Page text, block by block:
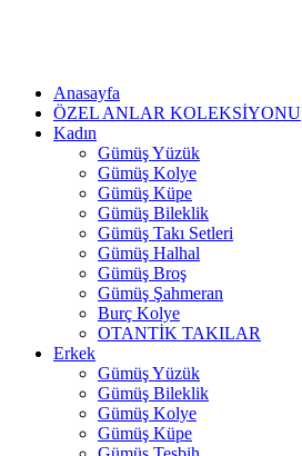
Anasayfa
ÖZEL ANLAR KOLEKSİYONU
Kadın
Gümüş Yüzük
Gümüş Kolye
Gümüş Küpe
Gümüş Bileklik
Gümüş Takı Setleri
Gümüş Halhal
Gümüş Broş
Gümüş Şahmeran
Burç Kolye
OTANTİK TAKILAR
Erkek
Gümüş Yüzük
Gümüş Bileklik
Gümüş Kolye
Gümüş Küpe